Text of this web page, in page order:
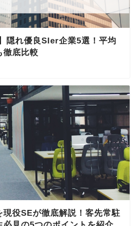
隠れ優良SIer企業5選！平均
徹底比較
現役SEが徹底解説！客先常駐